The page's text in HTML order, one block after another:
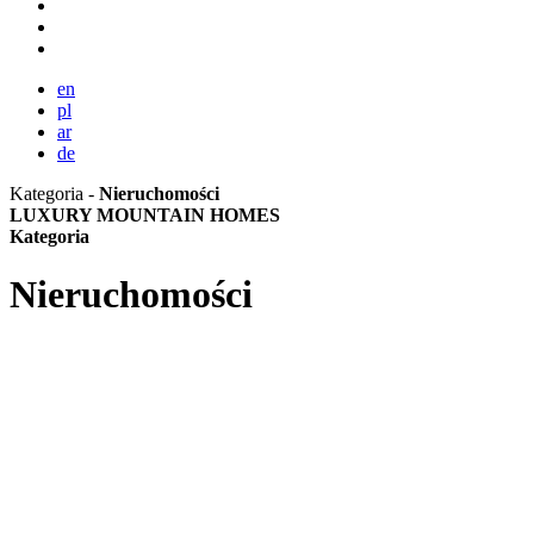
en
pl
ar
de
Kategoria - Nieruchomości
LUXURY MOUNTAIN HOMES
Kategoria
Nieruchomości